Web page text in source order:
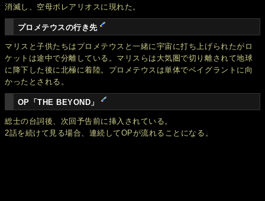
消滅し、空母ボレアリオスに現れた。
プロメテウスの行き先
マリスと子供たちはプロメテウスと一緒に宇宙に打ち上げられたがロ
ケットは途中で分離している。マリスらは大気圏で切り離されて地球
に降下した後に北極に着陸。プロメテウスは単体でベイグラントに向
かったとされる。
OP「THE BEYOND」
総士の台詞後、次回予告前に挿入されている。
2話を続けて見る場合、連続してOPが流れることになる。